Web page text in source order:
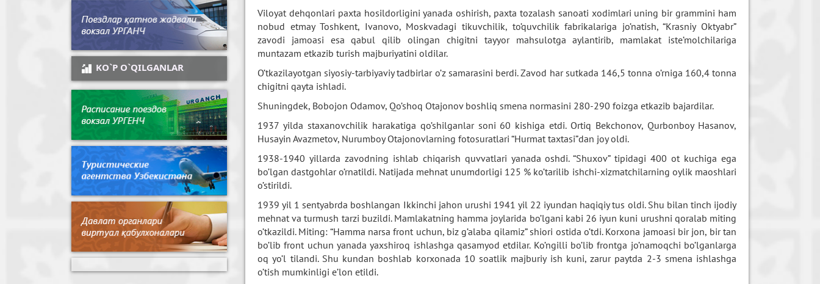
Viloyat dehqonlari paxta hosildorligini yanada oshirish, paxta tozalash sanoati xodimlari uning bir grammini ham
nobud etmay Toshkent, Ivanovo, Moskvadagi tikuvchilik, to’quvchilik fabrikalariga jo’natish, “Krasniy Oktyabr”
zavodi jamoasi esa qabul qilib olingan chigitni tayyor mahsulotga aylantirib, mamlakat iste’molchilariga
muntazam etkazib turish majburiyatini oldilar.
O’tkazilayotgan siyosiy-tarbiyaviy tadbirlar o’z samarasini berdi. Zavod har sutkada 146,5 tonna o’rniga 160,4 tonna
chigitni qayta ishladi.
Shuningdek, Bobojon Odamov, Qo’shoq Otajonov boshliq smena normasini 280-290 foizga etkazib bajardilar.
1937 yilda staxanovchilik harakatiga qo’shilganlar soni 60 kishiga etdi. Ortiq Bekchonov, Qurbonboy Hasanov,
Husayin Avazmetov, Nurumboy Otajonovlarning fotosuratlari “Hurmat taxtasi”dan joy oldi.
1938-1940 yillarda zavodning ishlab chiqarish quvvatlari yanada oshdi. “Shuxov” tipidagi 400 ot kuchiga ega
bo’lgan dastgohlar o’rnatildi. Natijada mehnat unumdorligi 125 % ko’tarilib ishchi-xizmatchilarning oylik maoshlari
o’stirildi.
1939 yil 1 sentyabrda boshlangan Ikkinchi jahon urushi 1941 yil 22 iyundan haqiqiy tus oldi. Shu bilan tinch ijodiy
mehnat va turmush tarzi buzildi. Mamlakatning hamma joylarida bo’lgani kabi 26 iyun kuni urushni qoralab miting
o’tkazildi. Miting: “Hamma narsa front uchun, biz g’alaba qilamiz” shiori ostida o’tdi. Korxona jamoasi bir jon, bir tan
bo’lib front uchun yanada yaxshiroq ishlashga qasamyod etdilar. Ko’ngilli bo’lib frontga jo’namoqchi bo’lganlarga
oq yo’l tilandi. Shu kundan boshlab korxonada 10 soatlik majburiy ish kuni, zarur paytda 2-3 smena ishlashga
o’tish mumkinligi e’lon etildi.
KO`P O`QILGANLAR